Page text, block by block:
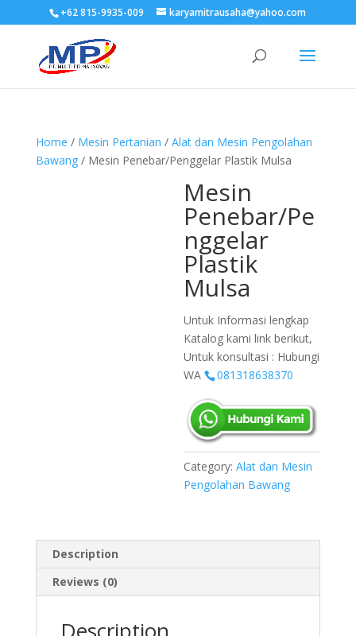
+62 815-9935-009 karyamitrausaha@yahoo.com
Home / Mesin Pertanian / Alat dan Mesin Pengolahan
Bawang/ Mesin Penebar/Penggelar Plastik Mulsa
Mesin
Penebar/Pe
nggelar
Plastik
Mulsa
Untuk Informasi lengkap
Katalog kami link berikut,
Untuk konsultasi : Hubungi
WA
081318638370
Category:Alat dan Mesin
Pengolahan Bawang
Description
Reviews (0)
Description